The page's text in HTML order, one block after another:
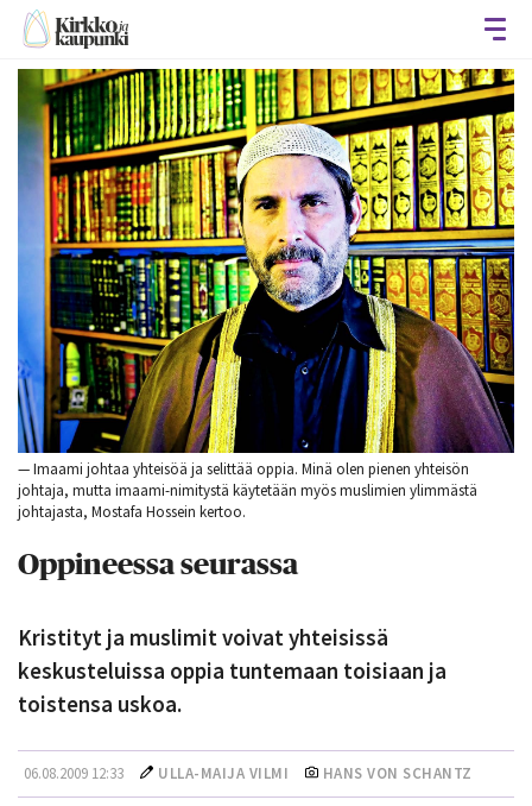
— Imaami johtaa yhteisöä ja selittää oppia. Minä olen pienen yhteisön
johtaja, mutta imaami-nimitystä käytetään myös muslimien ylimmästä
johtajasta, Mostafa Hossein kertoo.
Oppineessa seurassa
Kristityt ja muslimit voivat yhteisissä
keskusteluissa oppia tuntemaan toisiaan ja
toistensa uskoa.
06.08.2009 12:33 ULLA-MAIJA VILMI HANS VON SCHANTZ